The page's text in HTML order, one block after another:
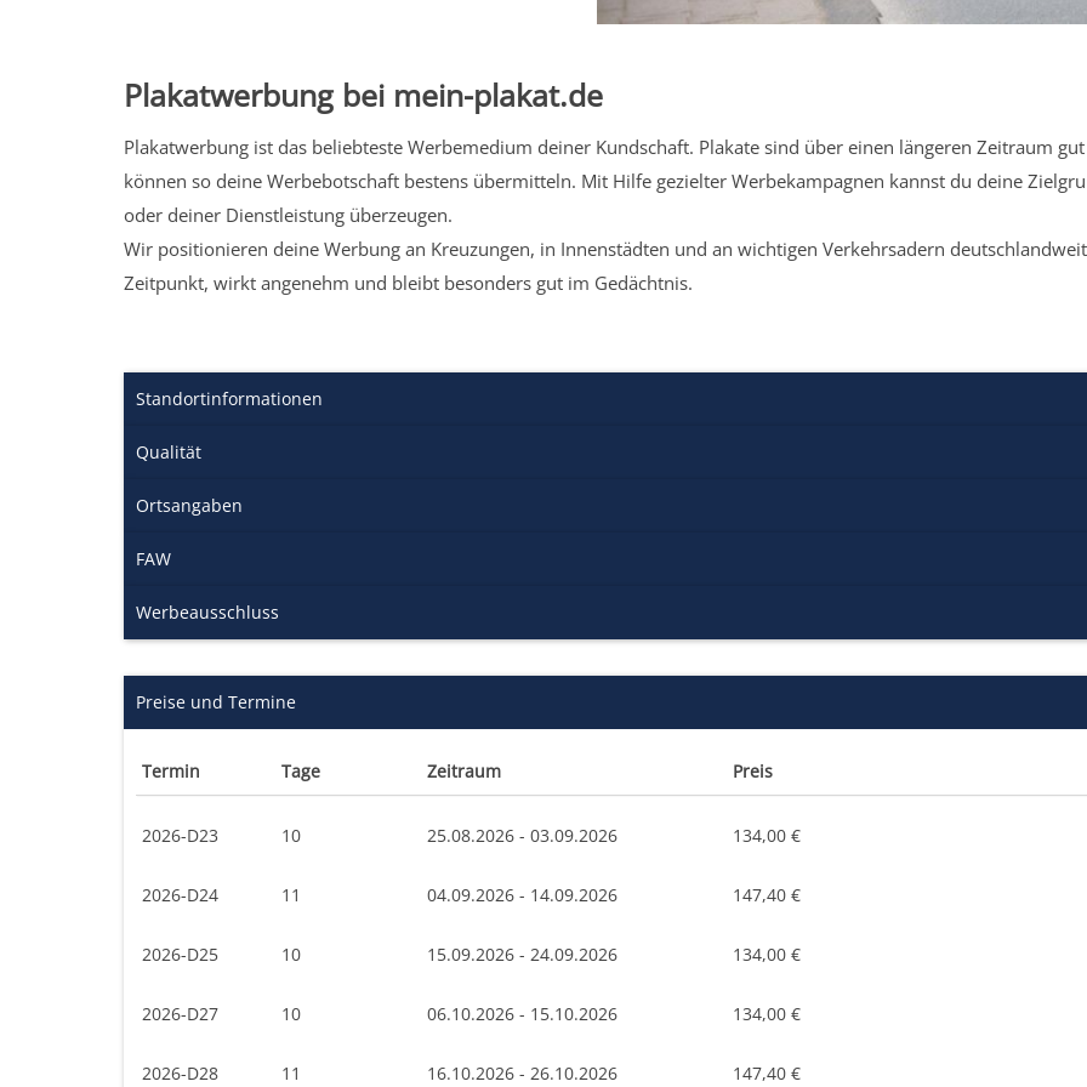
Plakatwerbung bei mein-plakat.de
Plakatwerbung ist das beliebteste Werbemedium deiner Kundschaft. Plakate sind über einen längeren Zeitraum
können so deine Werbebotschaft bestens übermitteln. Mit Hilfe gezielter Werbekampagnen kannst du deine
oder deiner Dienstleistung überzeugen.
Wir positionieren deine Werbung an Kreuzungen, in Innenstädten und an wichtigen Verkehrsadern
Zeitpunkt, wirkt angenehm und bleibt besonders gut im Gedächtnis.
Standortinformationen
Qualität
Ortsangaben
FAW
Werbeausschluss
Preise und Termine
Termin Tage Zeitraum Preis
2026-D23 10 25.08.2026 - 03.09.2026 134,00 €
2026-D24 11 04.09.2026 - 14.09.2026 147,40 €
2026-D25 10 15.09.2026 - 24.09.2026 134,00 €
2026-D27 10 06.10.2026 - 15.10.2026 134,00 €
2026-D28 11 16.10.2026 - 26.10.2026 147,40 €